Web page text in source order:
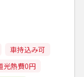
車持込み可
光熱費0円